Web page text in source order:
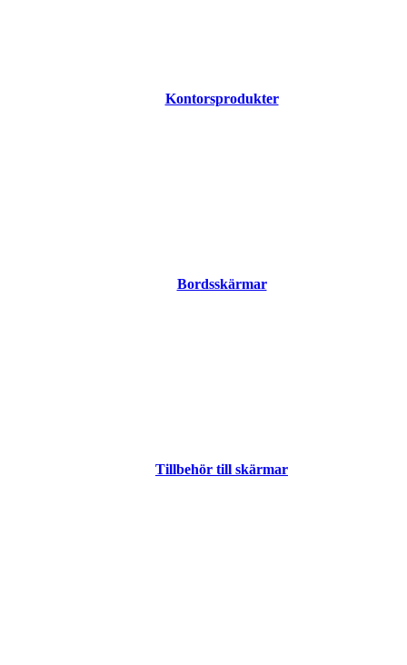
Kontorsprodukter
Bordsskärmar
Tillbehör till skärmar